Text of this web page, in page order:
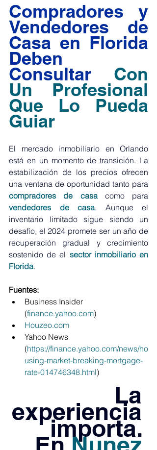
Compradores y
Vendedores de
Casa en Florida
Deben
Consultar Con
Un Profesional
Que Lo Pueda
Guiar
El mercado inmobiliario en Orlando
está en un momento de transición. La
estabilización de los precios ofrecen
compradores de casa
vendedores de casa. Aunque el
inventario limitado sigue siendo un
desafío, el 2024 promete ser un año de
recuperación gradual y crecimiento
sostenido de el sector inmobiliario en
Florida.
Fuentes:
Business Insider
(finance.yahoo.com)​​
Houzeo.com
Yahoo News​​
(https://finance.yahoo.com/news/ho
using-market-breaking-mortgage-
rate-014746348.html)
La
experiencia
importa.